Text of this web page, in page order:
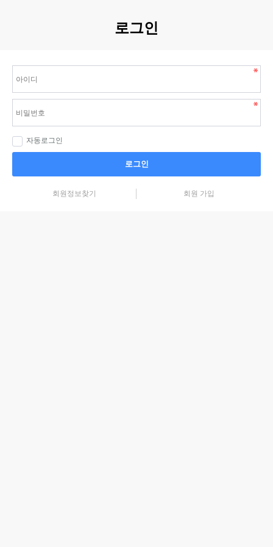
로그인
자동로그인
로그인
회원정보찾기 회원 가입